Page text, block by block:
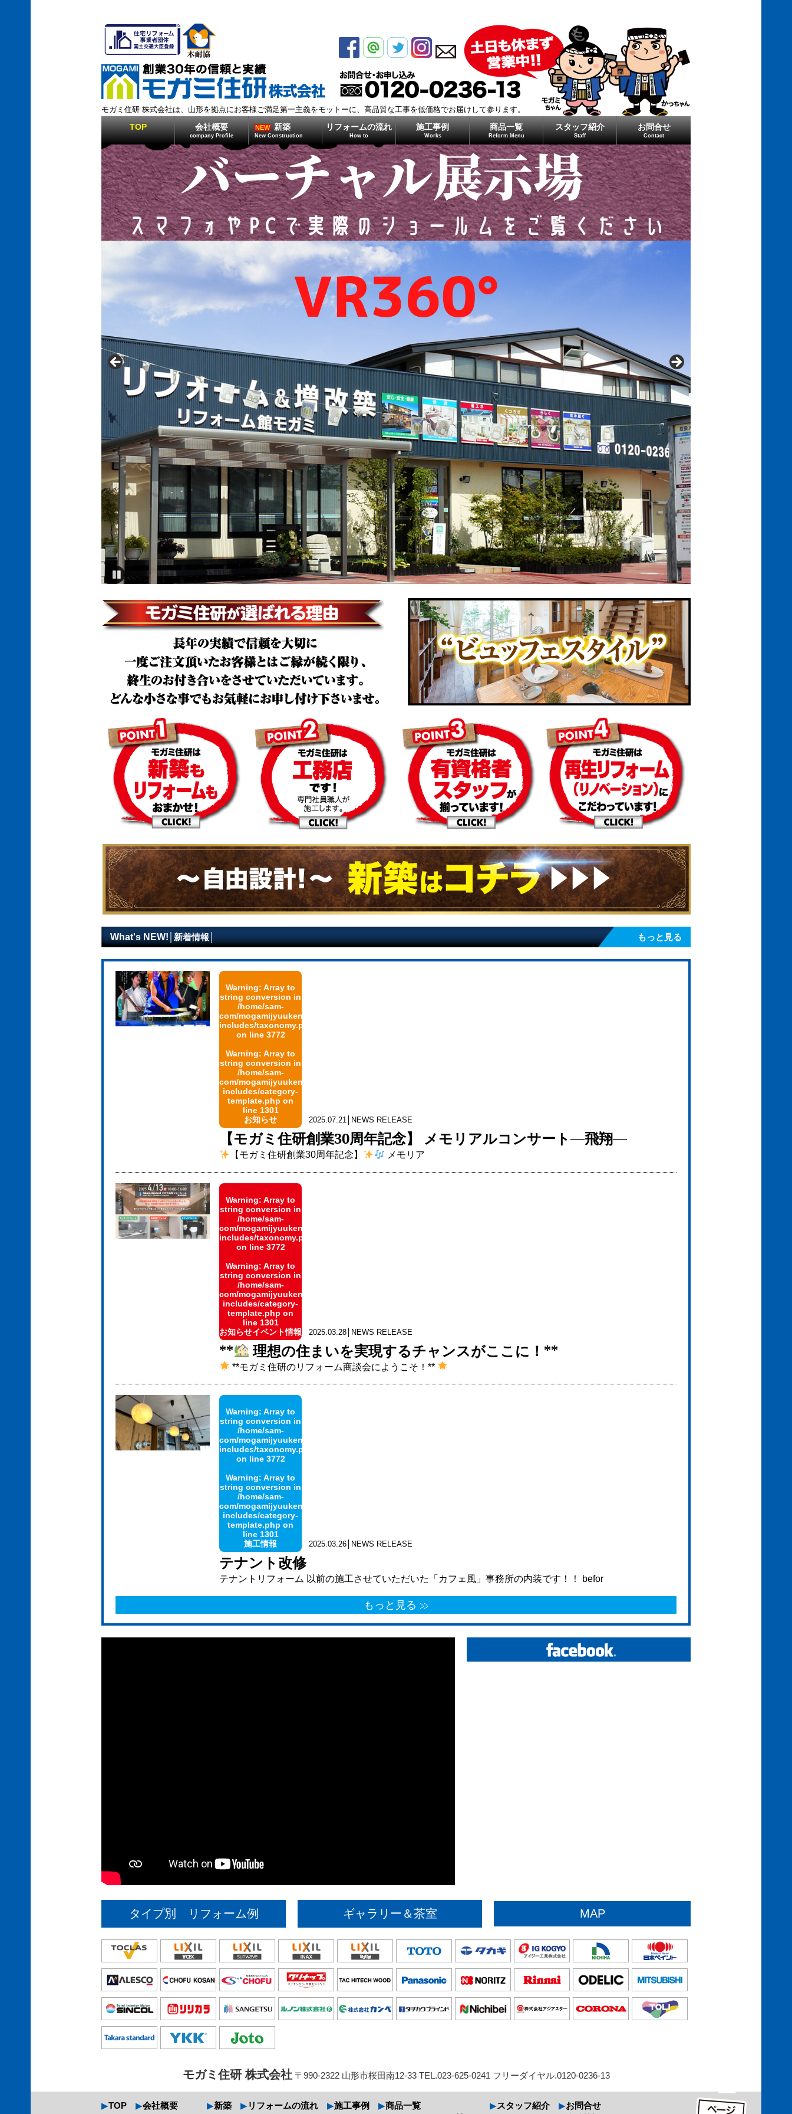
モガミ住研株式会社
モガミ住研 株式会社は、山形を拠点にお客様ご満足第一主義をモットーに、高品質な工事を低価格でお届けして参ります。
TOP 会社概要
company Profile
NEW 新築
New Construction
リフォームの流れ
How to
施工事例
Works
商品一覧
Reform Menu
スタッフ紹介
Staff
お問合せ
Contact
What's NEW!│新着情報│ もっと見る
Warning: Array to
string conversion in
/home/sam-
com/mogamijyuuken.co.jp/public_html/wp-
includes/taxonomy.php
on line 3772
Warning: Array to
string conversion in
/home/sam-
com/mogamijyuuken.co.jp/public_html/wp-
includes/category-
template.php on
line 1301
お知らせ
2025.07.21│NEWS RELEASE
【モガミ住研創業30周年記念】 メモリアルコンサート―飛翔―
【モガミ住研創業30周年記念】 メモリア
Warning: Array to
string conversion in
/home/sam-
com/mogamijyuuken.co.jp/public_html/wp-
includes/taxonomy.php
on line 3772
Warning: Array to
string conversion in
/home/sam-
com/mogamijyuuken.co.jp/public_html/wp-
includes/category-
template.php on
line 1301
お知らせイベント情報
2025.03.28│NEWS RELEASE
** 理想の住まいを実現するチャンスがここに！**
**モガミ住研のリフォーム商談会にようこそ！**
Warning: Array to
string conversion in
/home/sam-
com/mogamijyuuken.co.jp/public_html/wp-
includes/taxonomy.php
on line 3772
Warning: Array to
string conversion in
/home/sam-
com/mogamijyuuken.co.jp/public_html/wp-
includes/category-
template.php on
line 1301
施工情報
2025.03.26│NEWS RELEASE
テナント改修
テナントリフォーム 以前の施工させていただいた「カフェ風」事務所の内装です！！ befor
もっと見る
タイプ別 リフォーム例 ギャラリー＆茶室 MAP
モガミ住研 株式会社〒990-2322 山形市桜田南12-33 TEL.023-625-0241 フリーダイヤル.0120-0236-13
TOP 会社概要 新築 リフォームの流れ 施工事例 商品一覧 スタッフ紹介 お問合せ